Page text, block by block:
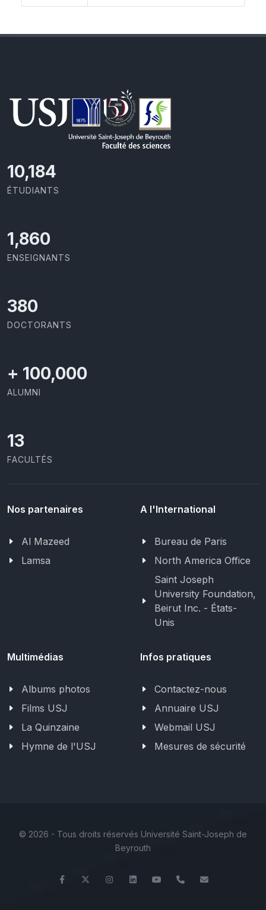
10,801
ÉTUDIANTS
1,973
ENSEIGNANTS
403
DOCTORANTS
+ 100,000
ALUMNI
13
FACULTÉS
Nos partenaires
Al Mazeed
Lamsa
A l'International
Bureau de Paris
North America Office
Saint Joseph
University Foundation,
Beirut Inc. - États-
Unis
Multimédias
Albums photos
Films USJ
La Quinzaine
Hymne de l'USJ
Infos pratiques
Contactez-nous
Annuaire USJ
Webmail USJ
Mesures de sécurité
© 2026 - Tous droits réservés Université Saint-Joseph de
Beyrouth
FacebookTwitter InstagramLinkedInYouTube+961 (1) 421 368